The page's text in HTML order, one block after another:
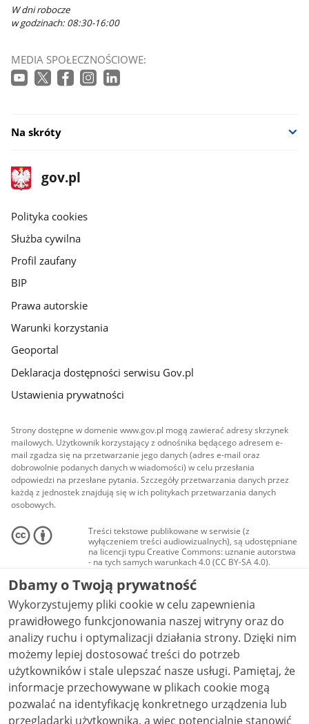
W dni robocze
w godzinach: 08:30-16:00
MEDIA SPOŁECZNOŚCIOWE:
Na skróty
stopka
gov.pl
Strona
gov.pl
gov.pl
Polityka cookies
Służba cywilna
Profil zaufany
BIP
Prawa autorskie
Warunki korzystania
Geoportal
Deklaracja dostępności serwisu Gov.pl
Ustawienia prywatności
Strony dostępne w domenie www.gov.pl mogą zawierać adresy skrzynek
mailowych. Użytkownik korzystający z odnośnika będącego adresem e-
mail zgadza się na przetwarzanie jego danych (adres e-mail oraz
dobrowolnie podanych danych w wiadomości) w celu przesłania
odpowiedzi na przesłane pytania. Szczegóły przetwarzania danych przez
każdą z jednostek znajdują się w ich politykach przetwarzania danych
osobowych.
Treści tekstowe publikowane w serwisie (z
wyłączeniem treści audiowizualnych), są udostępniane
na licencji typu Creative Commons: uznanie autorstwa
- na tych samych warunkach 4.0 (CC BY-SA 4.0).
Materiały audiowizualne, w tym zdjęcia, materiały
audio i wideo, są udostępniane na licencji typu
Creative Commons: uznanie autorstwa użycie
niekomercyjne - bez utworów zależnych 4.0 (CC BY-
NC-ND 4.0), o ile nie jest to stwierdzone inaczej.
Dbamy o Twoją prywatność
Wykorzystujemy pliki cookie w celu zapewnienia
prawidłowego funkcjonowania naszej witryny oraz do
analizy ruchu i optymalizacji działania strony. Dzięki nim
możemy lepiej dostosować treści do potrzeb
użytkowników i stale ulepszać nasze usługi. Pamiętaj, że
informacje przechowywane w plikach cookie mogą
pozwalać na identyfikację konkretnego urządzenia lub
przeglądarki użytkownika, a więc potencjalnie stanowić